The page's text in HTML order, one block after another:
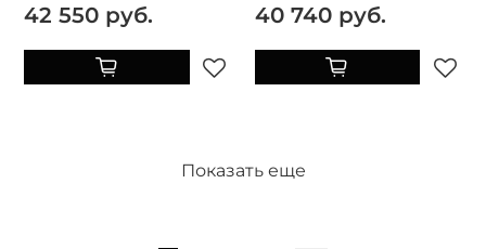
42 550 руб. 40 740 руб.
Показать еще